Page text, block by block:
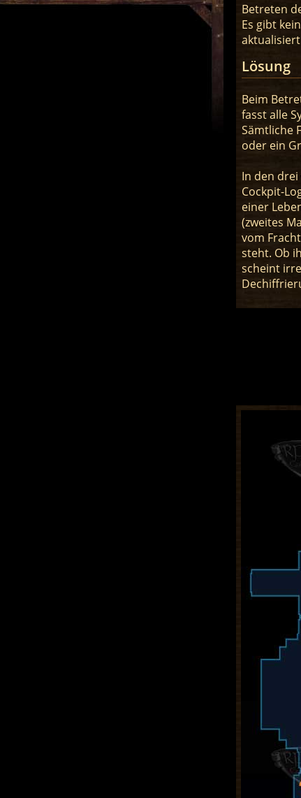
Betreten
Es gibt
Lösung
Beim
fasst alle
Sämtliche
oder ein
In den
Cockpit-
einer
(zweites
vom
steht. Ob
scheint